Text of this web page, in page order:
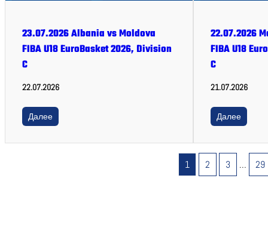
23.07.2026 Albania vs Moldova
FIBA U18 EuroBasket 2026, Division
C
22.07.2026
Далее
22.07.2026
FIBA U18
C
21.07.2026
Далее
1 2 3 … 29